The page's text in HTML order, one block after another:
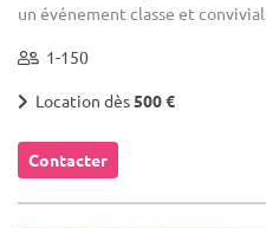
un événement classe et
1-150
Location dès500 €
Contacter